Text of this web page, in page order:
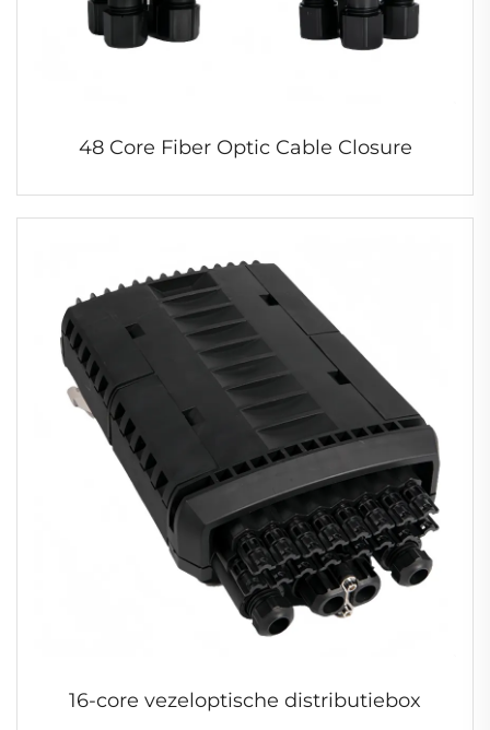
48 Core Fiber Optic Cable Closure
16-core vezeloptische distributiebox